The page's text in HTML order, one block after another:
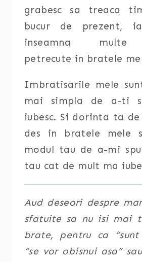
grabesc sa treaca
bucur de prezent,
inseamna multe
petrecute in bratele
Imbratisarile mele
mai simpla de a-ti
iubesc. Si dorinta ta
des in bratele mele
modul tau de a-mi
tau cat de mult ma
Aud deseori despre
sfatuite sa nu isi mai
brate, pentru ca
“se vor obisnui asa”